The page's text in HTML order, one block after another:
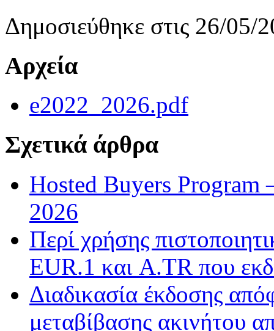
Δημοσιεύθηκε στις 26/05/
Αρχεία
e2022_2026.pdf
Σχετικά άρθρα
Hosted Buyers Program
2026
Περί χρήσης
EUR.1 και A.TR που
Διαδικασία έκδοσης
μεταβίβασης ακινήτου